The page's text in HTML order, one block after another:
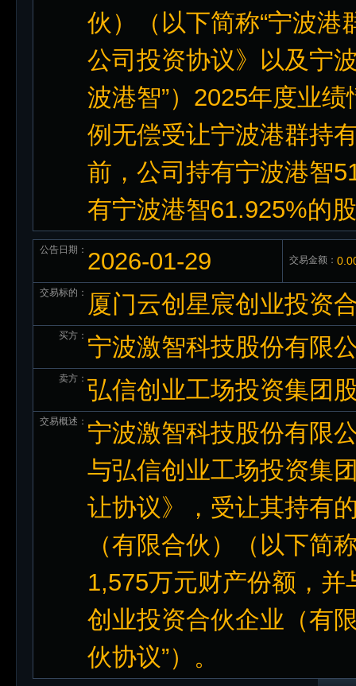
伙）（以下简称“宁波港
公司投资协议》以及宁
波港智”）2025年度业
例无偿受让宁波港群持
前，公司持有宁波港智
有宁波港智61.925%的
公告日期： 2026-01-29 交易金额：
交易标的： 厦门云创星宸创业投资
买方： 宁波激智科技股份有限
卖方： 弘信创业工场投资集团
交易概述： 宁波激智科技股份有限
与弘信创业工场投资集
让协议》，受让其持有
（有限合伙）（以下简
1,575万元财产份额，
创业投资合伙企业（有
伙协议”）。